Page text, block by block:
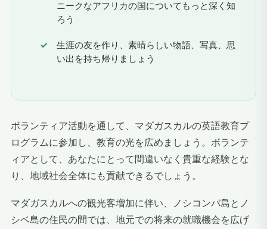
ニークなアフリカの国についてもっと深く知
ろう
生涯の友を作り、素晴らしい物語、写真、思
い出を持ち帰りましょう
ボランティア活動を通して、マダガスカルの英語教育プ
ログラムに参加し、教育の光を広めましょう。ボランテ
ィアとして、あなたにとって間違いなく貴重な経験とな
り、地域社会全体にも貢献できるでしょう。
マダガスカルへの観光客増加に伴い、ノシコンバ島とノ
シベ島の住民の間では、地元での将来の就職機会を広げ